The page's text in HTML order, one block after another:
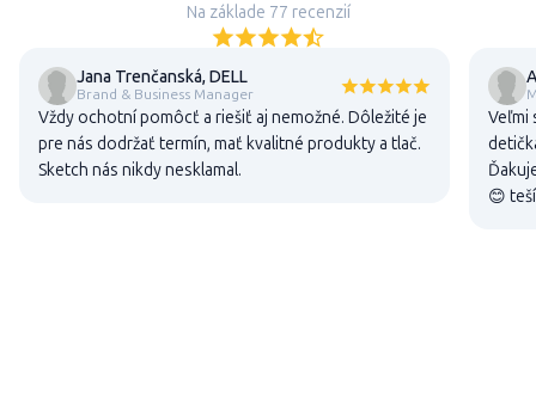
Na základe 77 recenzií
Jana Trenčanská, DELL
Brand & Business Manager
Vždy ochotní pomôcť a riešiť aj nemožné. Dôležité je
pre nás dodržať termín, mať kvalitné produkty a tlač.
Sketch nás nikdy nesklamal.
Veľmi
😊